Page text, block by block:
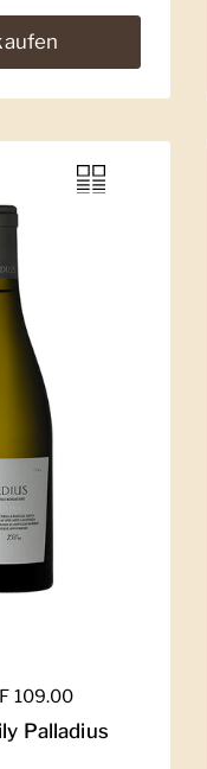
109.00
Palladius